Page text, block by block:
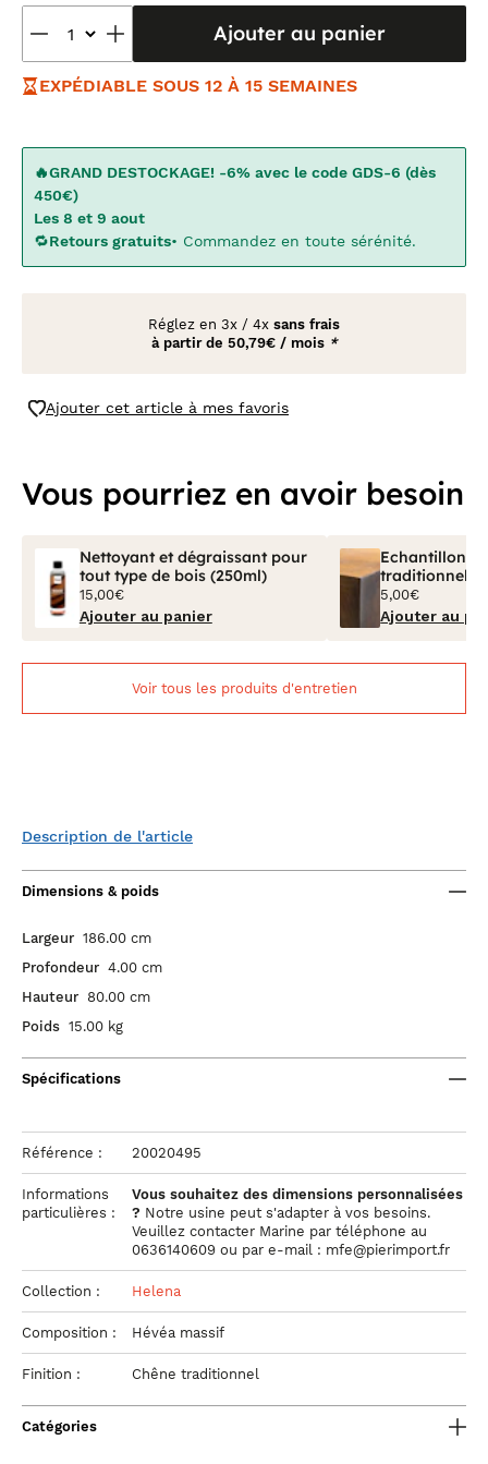
Ajouter au panier
EXPÉDIABLE SOUS 12 À 15 SEMAINES
🔥GRAND DESTOCKAGE! -6% avec le code GDS-6 (dès
450€)
Les 8 et 9 aout
🔁Retours gratuits• Commandez en toute sérénité.
Réglez en 3x / 4x sans frais
à partir de 50,79€ / mois *
Ajouter cet article à mes favoris
Vous pourriez en avoir besoin
Nettoyant et dégraissant pour
tout type de bois (250ml)
15,00€
Ajouter au panier
Echantillon
traditionnel
5,00€
Ajouter au
Voir tous les produits d'entretien
Description de l'article
Dimensions & poids
Largeur 186.00 cm
Profondeur 4.00 cm
Hauteur 80.00 cm
Poids 15.00 kg
Spécifications
Référence : 20020495
Informations
particulières :
Vous souhaitez des dimensions personnalisées
? Notre usine peut s'adapter à vos besoins.
Veuillez contacter Marine par téléphone au
0636140609 ou par e-mail : mfe@pierimport.fr
Collection : Helena
Composition : Hévéa massif
Finition : Chêne traditionnel
Catégories